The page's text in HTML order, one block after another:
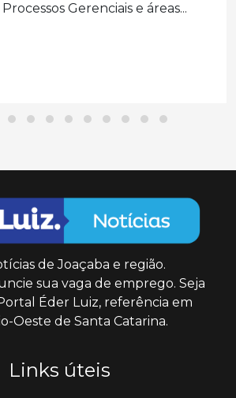
Gerenciais e áreas...
de Joaçaba e região.
sua vaga de emprego. Seja
Éder Luiz, referência em
Oeste de Santa Catarina.
Links úteis